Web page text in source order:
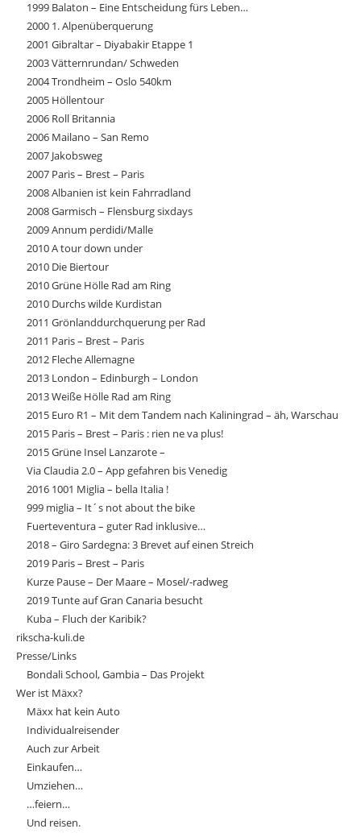
1999 Balaton – Eine Entscheidung fürs Leben…
2000 1. Alpenüberquerung
2001 Gibraltar – Diyabakir Etappe 1
2003 Vätternrundan/ Schweden
2004 Trondheim – Oslo 540km
2005 Höllentour
2006 Roll Britannia
2006 Mailano – San Remo
2007 Jakobsweg
2007 Paris – Brest – Paris
2008 Albanien ist kein Fahrradland
2008 Garmisch – Flensburg sixdays
2009 Annum perdidi/Malle
2010 A tour down under
2010 Die Biertour
2010 Grüne Hölle Rad am Ring
2010 Durchs wilde Kurdistan
2011 Grönlanddurchquerung per Rad
2011 Paris – Brest – Paris
2012 Fleche Allemagne
2013 London – Edinburgh – London
2013 Weiße Hölle Rad am Ring
2015 Euro R1 – Mit dem Tandem nach Kaliningrad – äh, Warschau
2015 Paris – Brest – Paris : rien ne va plus!
2015 Grüne Insel Lanzarote –
Via Claudia 2.0 – App gefahren bis Venedig
2016 1001 Miglia – bella Italia !
999 miglia – It´s not about the bike
Fuerteventura – guter Rad inklusive…
2018 – Giro Sardegna: 3 Brevet auf einen Streich
2019 Paris – Brest – Paris
Kurze Pause – Der Maare – Mosel/-radweg
2019 Tunte auf Gran Canaria besucht
Kuba – Fluch der Karibik?
rikscha-kuli.de
Presse/Links
Bondali School, Gambia – Das Projekt
Wer ist Mäxx?
Mäxx hat kein Auto
Individualreisender
Auch zur Arbeit
Einkaufen…
Umziehen…
…feiern…
Und reisen.